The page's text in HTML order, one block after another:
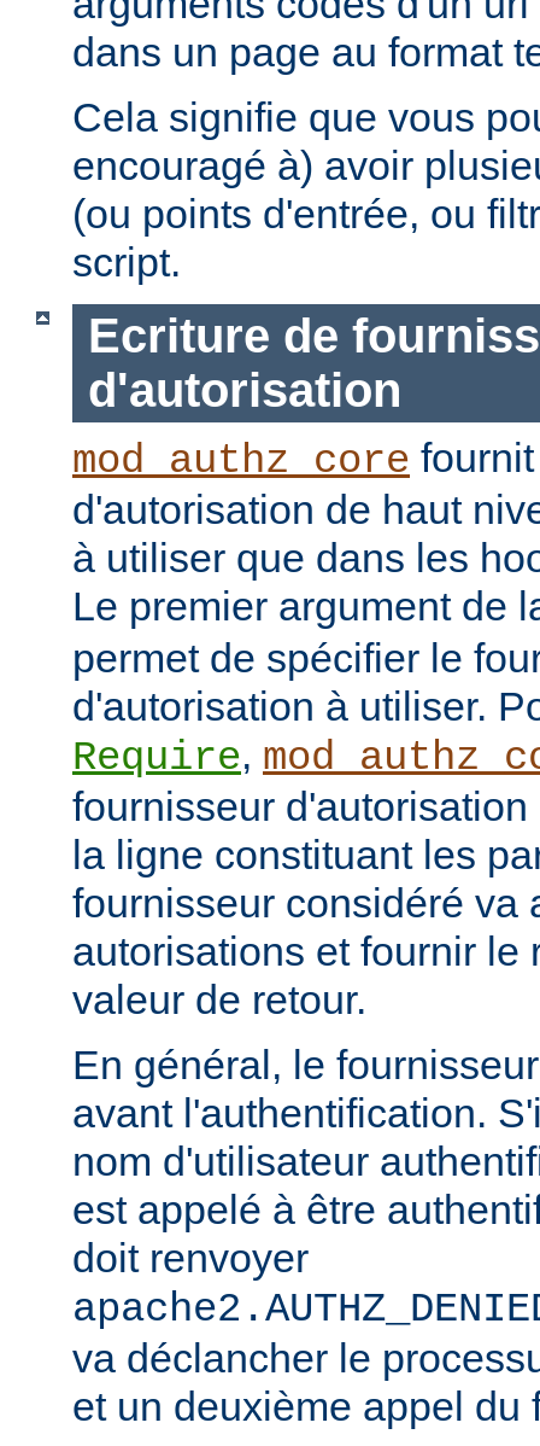
dans un page au format
Cela signifie que vous
encouragé à) avoir
(ou points d'entrée, ou
script.
Ecriture de
d'autorisation
mod_authz_core
d'autorisation de haut
à utiliser que dans les
Le premier argument de
permet de spécifier le
d'autorisation à utiliser.
Require,
fournisseur
la ligne constituant les
fournisseur considéré va
autorisations et fournir le
valeur de retour.
En général, le
avant l'authentification.
nom d'utilisateur
est appelé à être
doit renvoyer
va déclancher le
et un deuxième appel du